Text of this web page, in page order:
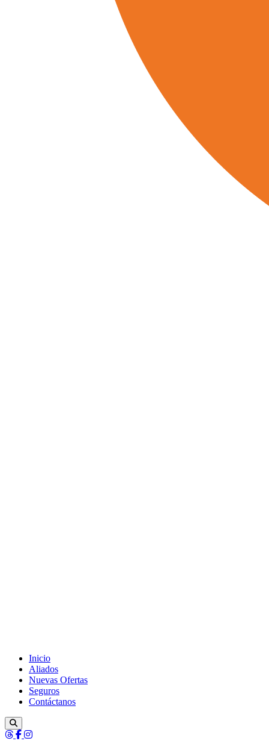
Inicio
Aliados
Nuevas Ofertas
Seguros
Contáctanos